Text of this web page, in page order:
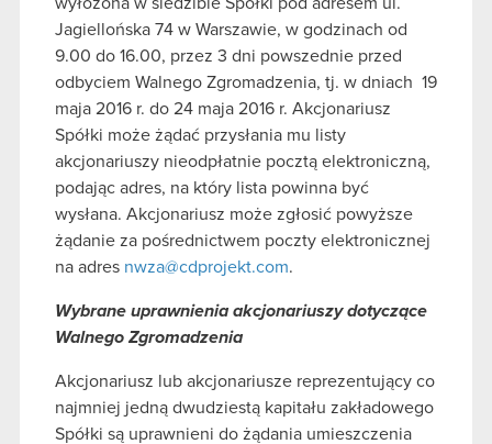
Jagiellońska 74 w Warszawie, w godzinach od
9.00 do 16.00, przez 3 dni powszednie przed
odbyciem Walnego Zgromadzenia, tj. w dniach 19
maja 2016 r. do 24 maja 2016 r. Akcjonariusz
Spółki może żądać przysłania mu listy
akcjonariuszy nieodpłatnie pocztą elektroniczną,
podając adres, na który lista powinna być
wysłana. Akcjonariusz może zgłosić powyższe
żądanie za pośrednictwem poczty elektronicznej
na adres nwza@cdprojekt.com.
Wybrane uprawnienia akcjonariuszy dotyczące
Walnego Zgromadzenia
Akcjonariusz lub akcjonariusze reprezentujący co
najmniej jedną dwudziestą kapitału zakładowego
Spółki są uprawnieni do żądania umieszczenia